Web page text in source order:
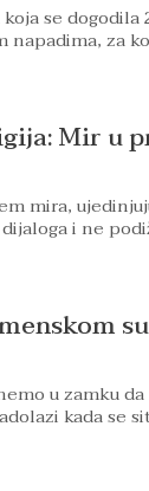
se
za
Mir u
mira,
i ne
u zamku
kada se